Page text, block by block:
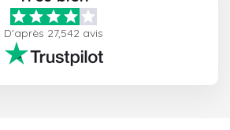
D'après 27,542 avis